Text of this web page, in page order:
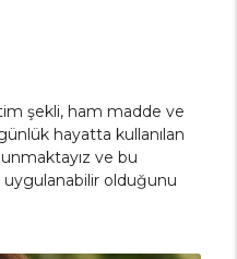
şekli, ham madde ve
hayatta kullanılan
ve bu
uygulanabilir olduğunu